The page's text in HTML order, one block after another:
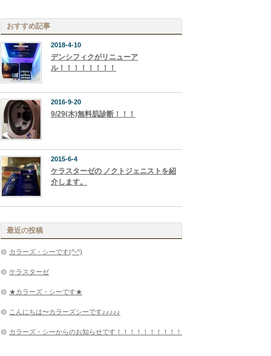
おすすめ記事
2018-4-10
デンシフィクがリニューア
ル！！！！！！！！
2016-9-20
9/29(木)無料肌診断！！！
2015-6-4
ケラスターゼの ノクトジェニストを紹
介します。
最近の投稿
カラーズ・シーです(^-^)
ケラスターゼ
★カラーズ・シーです★
こんにちは〜カラーズシーです♪♪♪♪♪
カラーズ・シーからのお知らせです！！！！！！！！！！